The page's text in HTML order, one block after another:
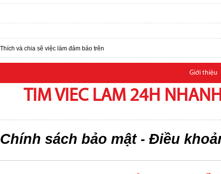
Thích và chia sẽ việc làm đảm bảo trên
Giới thiệu
TIM VIEC LAM 24H
Chính sách bảo mật- Điều